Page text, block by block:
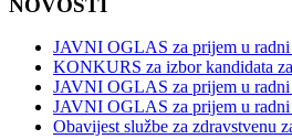
NOVOSTI
JAVNI OGLAS za prijem u radni
KONKURS za izbor kandidata
JAVNI OGLAS za prijem u radni
JAVNI OGLAS za prijem u radni
Obavijest službe za zdravstvenu